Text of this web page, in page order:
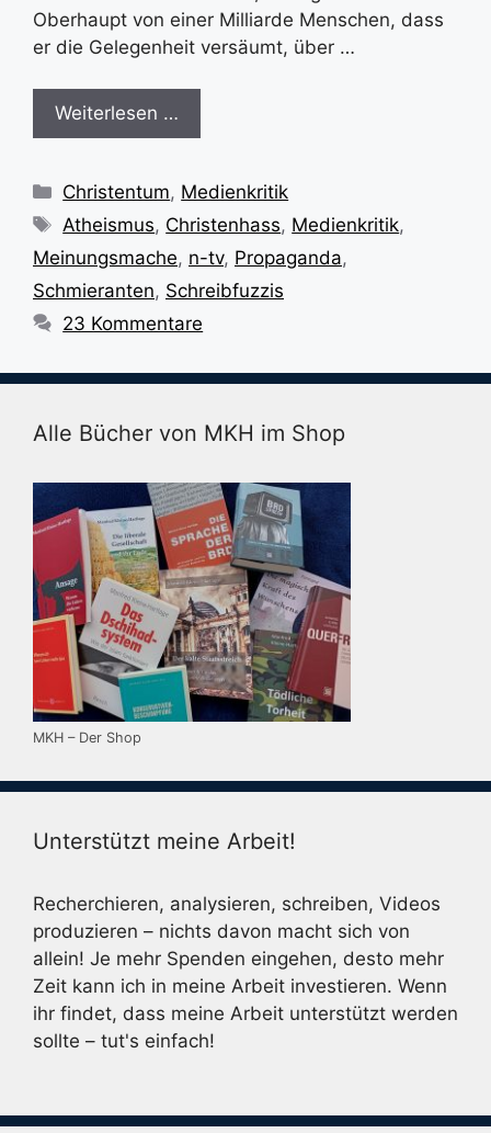
Oberhaupt von einer Milliarde Menschen, dass
er die Gelegenheit versäumt, über …
Weiterlesen …
Kategorien
Christentum, Medienkritik
Schlagwörter
Atheismus, Christenhass, Medienkritik,
Meinungsmache, n-tv, Propaganda,
Schmieranten, Schreibfuzzis
23 Kommentare
Alle Bücher von MKH im Shop
MKH – Der Shop
Unterstützt meine Arbeit!
Recherchieren, analysieren, schreiben, Videos
produzieren – nichts davon macht sich von
allein! Je mehr Spenden eingehen, desto mehr
Zeit kann ich in meine Arbeit investieren. Wenn
ihr findet, dass meine Arbeit unterstützt werden
sollte – tut's einfach!